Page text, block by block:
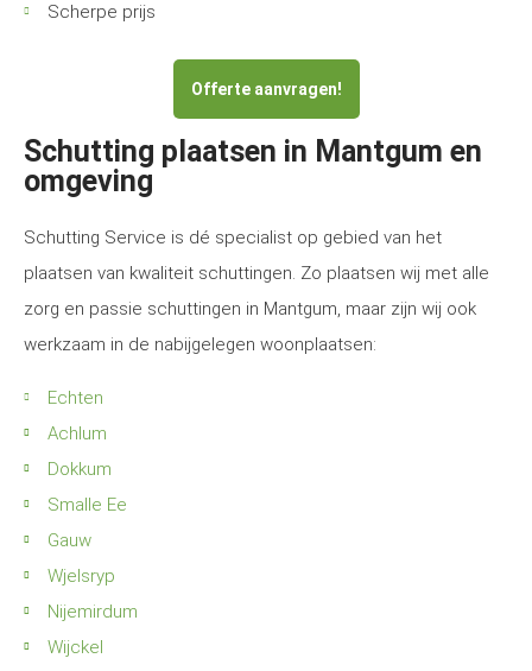
Scherpe prijs
Offerte aanvragen!
Schutting plaatsen in Mantgum en
omgeving
Schutting Service is dé specialist op gebied van het
plaatsen van kwaliteit schuttingen. Zo plaatsen wij met alle
zorg en passie schuttingen in Mantgum, maar zijn wij ook
werkzaam in de nabijgelegen woonplaatsen:
Echten
Achlum
Dokkum
Smalle Ee
Gauw
Wjelsryp
Nijemirdum
Wijckel